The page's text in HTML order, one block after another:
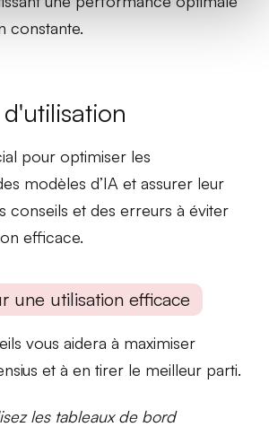
constante.
pour optimiser les
modèles d’IA et assurer leur
conseils et des erreurs à éviter
efficace.
une utilisation efficace
vous aidera à maximiser
et à en tirer le meilleur parti.
les tableaux de bord